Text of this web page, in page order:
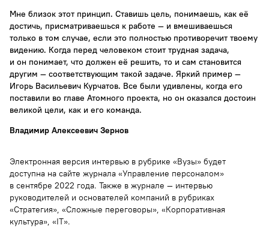
Мне близок этот принцип. Ставишь цель, понимаешь, как её
достичь, присматриваешься к работе ― и вмешиваешься
только в том случае, если это полностью противоречит твоему
видению. Когда перед человеком стоит трудная задача,
и он понимает, что должен её решить, то и сам становится
другим ― соответствующим такой задаче. Яркий пример ―
Игорь Васильевич Курчатов. Все были удивлены, когда его
поставили во главе Атомного проекта, но он оказался достоин
великой цели, как и его команда.
Владимир Алексеевич Зернов
Электронная версия интервью в рубрике «Вузы» будет
доступна на сайте журнала «Управление персоналом»
в сентябре 2022 года. Также в журнале — интервью
руководителей и основателей компаний в рубриках
«Стратегия», «Сложные переговоры», «Корпоративная
культура», «IT».